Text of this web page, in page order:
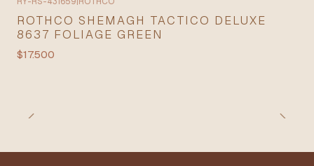
ROTHCO SHEMAGH TACTICO DELUXE
8637 FOLIAGE GREEN
$17.500